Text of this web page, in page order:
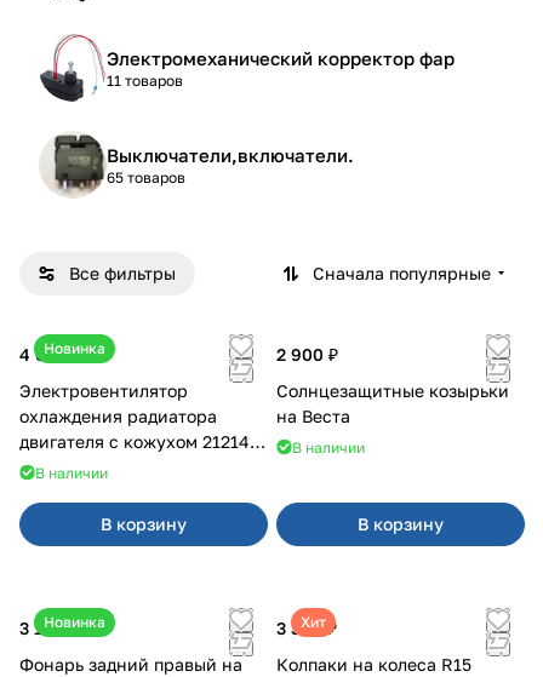
Электромеханический корректор фар
11 товаров
Выключатели,включатели.
65 товаров
Все фильтры Сначала популярные
Новинка
4 600 ₽
Электровентилятор
охлаждения радиатора
двигателя с кожухом 21214
2121-21213 ВАЛЕЕ 95
В наличии
В корзину
2 900 ₽
Солнцезащитные козырьки
на Веста
В наличии
В корзину
Новинка
3 100 ₽
Фонарь задний правый на
Хит
3 380 ₽
Колпаки на колеса R15